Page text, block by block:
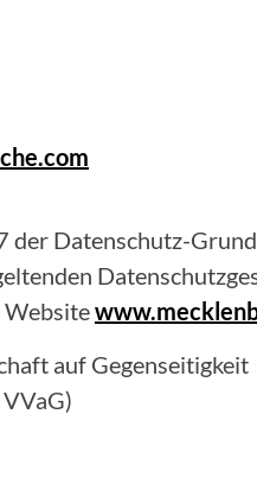
Datenschutz-
auf Gegenseitigkeit